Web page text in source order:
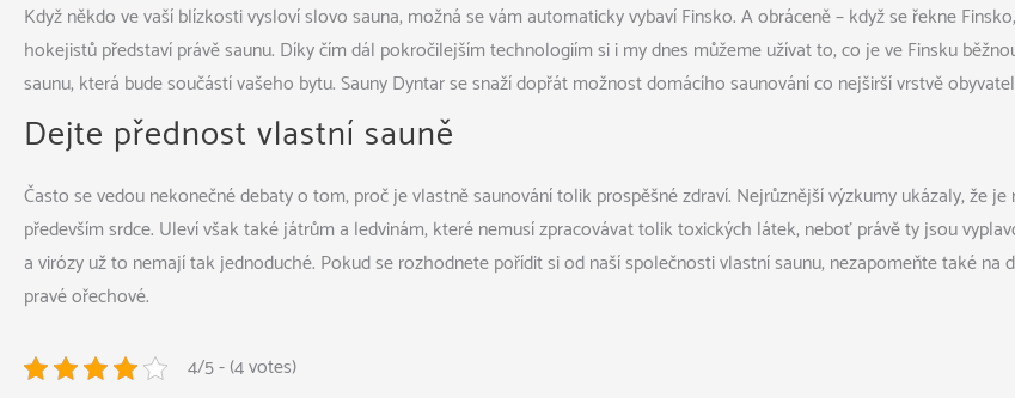
Když někdo ve vaší blízkosti vysloví slovo sauna, možná se vám automaticky vybaví Finsko. A obráceně – když se řekne
hokejistů představí právě saunu. Díky čím dál pokročilejším technologiím si i my dnes můžeme užívat to, co je ve Finsku
saunu, která bude součástí vašeho bytu. Sauny Dyntar se snaží dopřát možnost domácího saunování co nejširší vrstvě
Dejte přednost vlastní sauně
Často se vedou nekonečné debaty o tom, proč je vlastně saunování tolik prospěšné zdraví. Nejrůznější výzkumy ukázaly, že
především srdce. Uleví však také játrům a ledvinám, které nemusí zpracovávat tolik toxických látek, neboť právě ty jsou
a virózy už to nemají tak jednoduché. Pokud se rozhodnete pořídit si od naší společnosti vlastní saunu, nezapomeňte také na
pravé ořechové.
4/5 - (4 votes)